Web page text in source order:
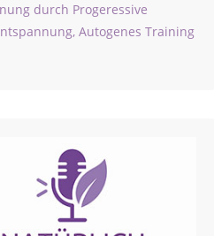
durch Progeressive
Autogenes Training